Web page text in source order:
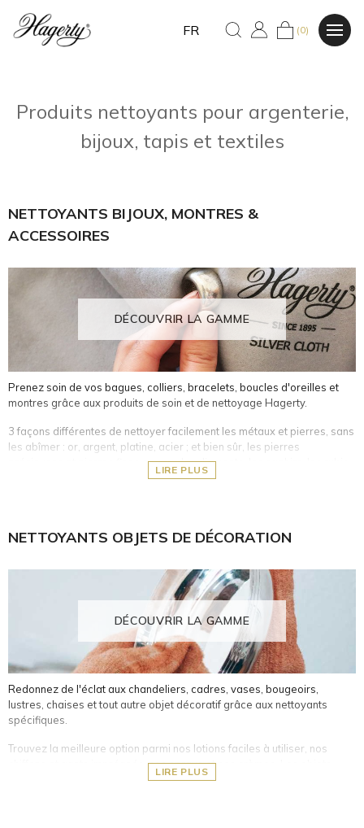
FR (0)
Produits nettoyants pour argenterie,
bijoux, tapis et textiles
NETTOYANTS BIJOUX, MONTRES &
ACCESSOIRES
DÉCOUVRIR LA GAMME
Prenez soin de vos bagues, colliers, bracelets, boucles d'oreilles et
montres grâce aux produits de soin et de nettoyage Hagerty.
3 façons différentes de nettoyer facilement les métaux et pierres, sans
les abîmer : or, argent, platine, acier ; et bien sûr, les pierres
précieuses et pierres fines comme les diamants, les saphirs, les rubis,
les émeraudes, les perles, etc.
utilisation facile. Ce dernier vous permet de tremper délicatement
les rincer à l'eau claire.
Chamoisines : 100% coton, imprégnées d'une formule de
polissage spécifique à chaque type de bijoux, afin d’éliminer
rapidement l'oxydation et la saleté et de redonner de l'éclat à vos
Crayon nettoyant : gel nettoyant applicable à l’aide d’une petite
brosse, permettant de nettoyer tous les recoins des bijoux en
pierres précieuses.
LIRE PLUS
NETTOYANTS OBJETS DE DÉCORATION
DÉCOUVRIR LA GAMME
Redonnez de l'éclat aux chandeliers, cadres, vases, bougeoirs,
lustres, chaises et tout autre objet décoratif grâce aux nettoyants
spécifiques.
Trouvez la meilleure option parmi nos lotions faciles à utiliser, nos
chiffons et gants imprégnés, nos sprays et nos crèmes. Les objets
retrouveront leur éclat et brillance, sans les endommager !
LIRE PLUS